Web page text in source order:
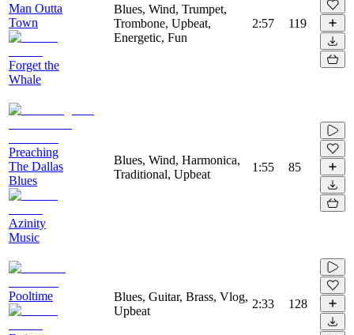
Man Outta
Town
Forget the
Whale
Blues, Wind, Trumpet,
Trombone, Upbeat,
Energetic, Fun
2:57 119
Preaching
The Dallas
Blues
Azinity
Music
Blues, Wind, Harmonica,
Traditional, Upbeat
1:55 85
Pooltime
Blues, Guitar, Brass, Vlog,
Upbeat
2:33 128